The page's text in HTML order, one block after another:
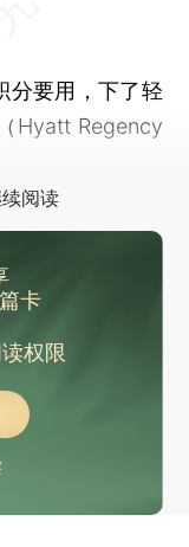
要用，下了轻
Hyatt Regency
阅读
卡
权限